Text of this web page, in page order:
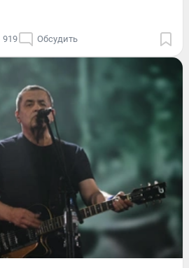
919 Обсудить